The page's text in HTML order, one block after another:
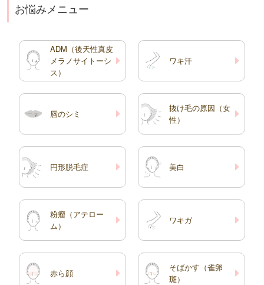
なった手の甲、縦ジワので
きやすい首元など、シワの
ださい。化粧品では効果が
出なかった、という方にこ
そお試しいただきたいクリ
ーム […]
お悩みメニュー
ADM（後天性真皮
メラノサイトーシ
ス）
ワキ汗
唇のシミ
抜け毛の原因（女
性）
円形脱毛症 美白
粉瘤（アテロー
ム）
ワキガ
赤ら顔
そばかす（雀卵
斑）